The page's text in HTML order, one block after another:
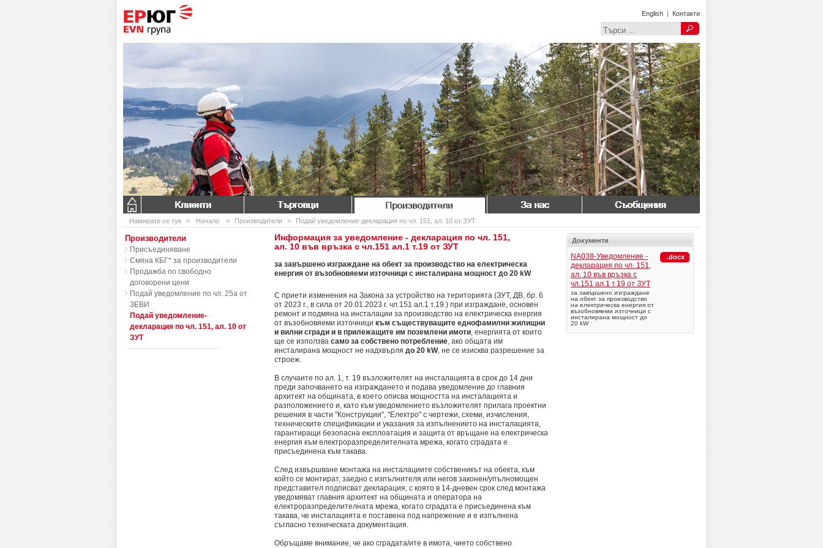
English | Контакти
Клиенти Търговци Производители За нас Съобщения
Намирате се тук > Начало > Производители > Подай уведомление-декларация по чл. 151, ал. 10 от ЗУТ
Информация за уведомление - декларация по чл. 151,
ал. 10 във връзка с чл.151 ал.1 т.19 от ЗУТ
за завършено изграждане на обект за производство на електрическа
енергия от възобновяеми източници с инсталирана мощност до 20 kW
С приети изменения на Закона за устройство на територията (ЗУТ, ДВ, бр. 6
от 2023 г., в сила от 20.01.2023 г. чл.151 ал.1 т.19.) при изграждане, основен
ремонт и подмяна на инсталации за производство на електрическа енергия
от възобновяеми източници към съществуващите еднофамилни жилищни
и вилни сгради и в прилежащите им поземлени имоти, енергията от които
ще се използва само за собствено потребление, ако общата им
инсталирана мощност не надхвърля до 20 kW, не се изисква разрешение за
строеж.
В случаите по ал. 1, т. 19 възложителят на инсталацията в срок до 14 дни
преди започването на изграждането и подава уведомление до главния
архитект на общината, в което описва мощността на инсталацията и
разположението и, като към уведомлението възложителят прилага проектни
решения в части "Конструкции", "Електро" с чертежи, схеми, изчисления,
техническите спецификации и указания за изпълнението на инсталацията,
гарантиращи безопасна експлоатация и защита от връщане на електрическа
енергия към електроразпределителната мрежа, когато сградата е
присъединена към такава.
След извършване монтажа на инсталациите собственикът на обекта, към
който се монтират, заедно с изпълнителя или негов законен/упълномощен
представител подписват декларация, с която в 14-дневен срок след монтажа
уведомяват главния архитект на общината и оператора на
електроразпределителната мрежа, когато сградата е присъединена към
такава, че инсталацията е поставена под напрежение и е изпълнена
съгласно техническата документация.
Обръщаме внимание, че ако сградата/ите в имота, чието собствено
Производители
Присъединяване
Смяна КБГ* за производители
Продажба по свободно
договорени цени
Подай уведомление по чл. 25а от
ЗЕВИ
Подай уведомление-
декларация по чл. 151, ал. 10 от
ЗУТ
Документи
NA038-Уведомление -
декларация по чл. 151,
ал. 10 във връзка с
чл.151 ал.1 т.19 от ЗУТ
за завършено изграждане
на обект за производство
на електрическа енергия от
възобновяеми източници с
инсталирана мощност до
20 kW
.docx